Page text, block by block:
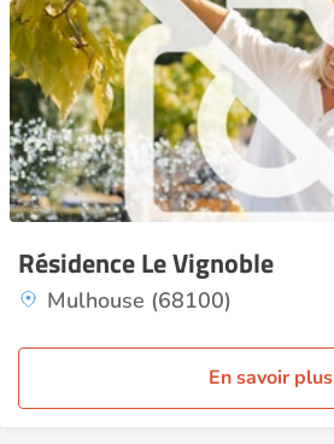
Résidence Le Vignoble
Mulhouse (68100)
En savoir plus